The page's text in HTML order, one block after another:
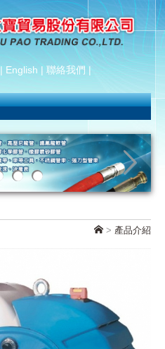
| English | 聯絡我們 |
> 產品介紹